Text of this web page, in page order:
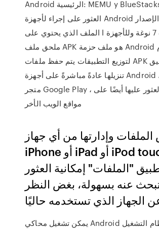
Android الرئيسية: MEMU y BlueStacks. يمكنك
العثور على إجراء لأجهزة Android حتى الإصدار
الروبوت 7 نوغة وللأجهزة ا الملف الذي يحتوي على
ملحق ملف APK هو ملف حزمة Android يستخدم
لتوزيع التطبيقات يتم حفظ ملفات APK بتنسيق ZIP ويتم
تنزيلها عادةً مباشرةً على أجهزة Android ، عادةً عبر
متجر Google Play ، ولكن يمكن العثور عليها أيضًا على
مواقع الويب الأخر
وإدارتها من أي جهاز
iPhone أو iPad أو iPod touch. ويتيح
"الملفات" إمكانية العثور
عنه بسهولة، بغض النظر
يمكن تشغيل محاكي Android على نظام التشغيل